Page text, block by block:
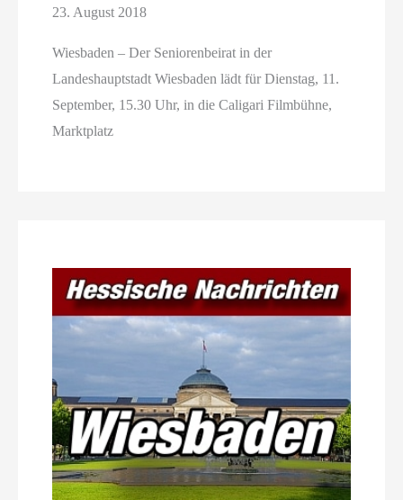
23. August 2018
Wiesbaden – Der Seniorenbeirat in der
Landeshauptstadt Wiesbaden lädt für Dienstag, 11.
September, 15.30 Uhr, in die Caligari Filmbühne,
Marktplatz